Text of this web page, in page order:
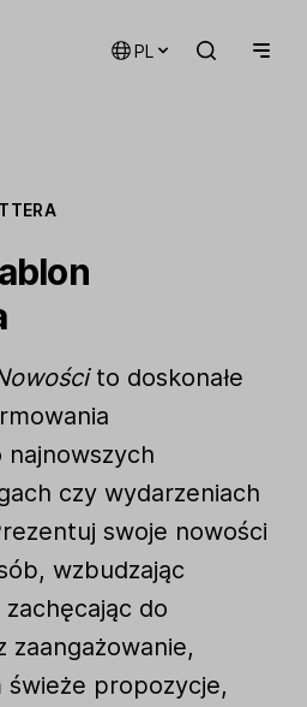
PL
to doskonałe
czy wydarzeniach
swoje nowości
wzbudzając
do
zaangażowanie,
propozycje,